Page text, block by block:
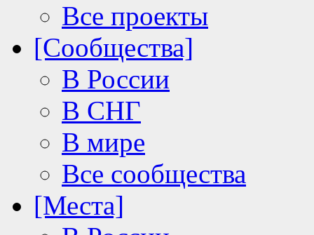
Все проекты
[Сообщества]
В России
В СНГ
В мире
Все сообщества
[Места]